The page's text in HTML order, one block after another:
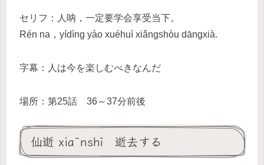
セリフ：人呐，一定要学会享受当下。
Rén na，yídìng yào xuéhuì xiǎngshòu dāngxià.
字幕：人は今を楽しむべきなんだ
場所：第25話 36～37分前後
仙逝 xiānshì 逝去する